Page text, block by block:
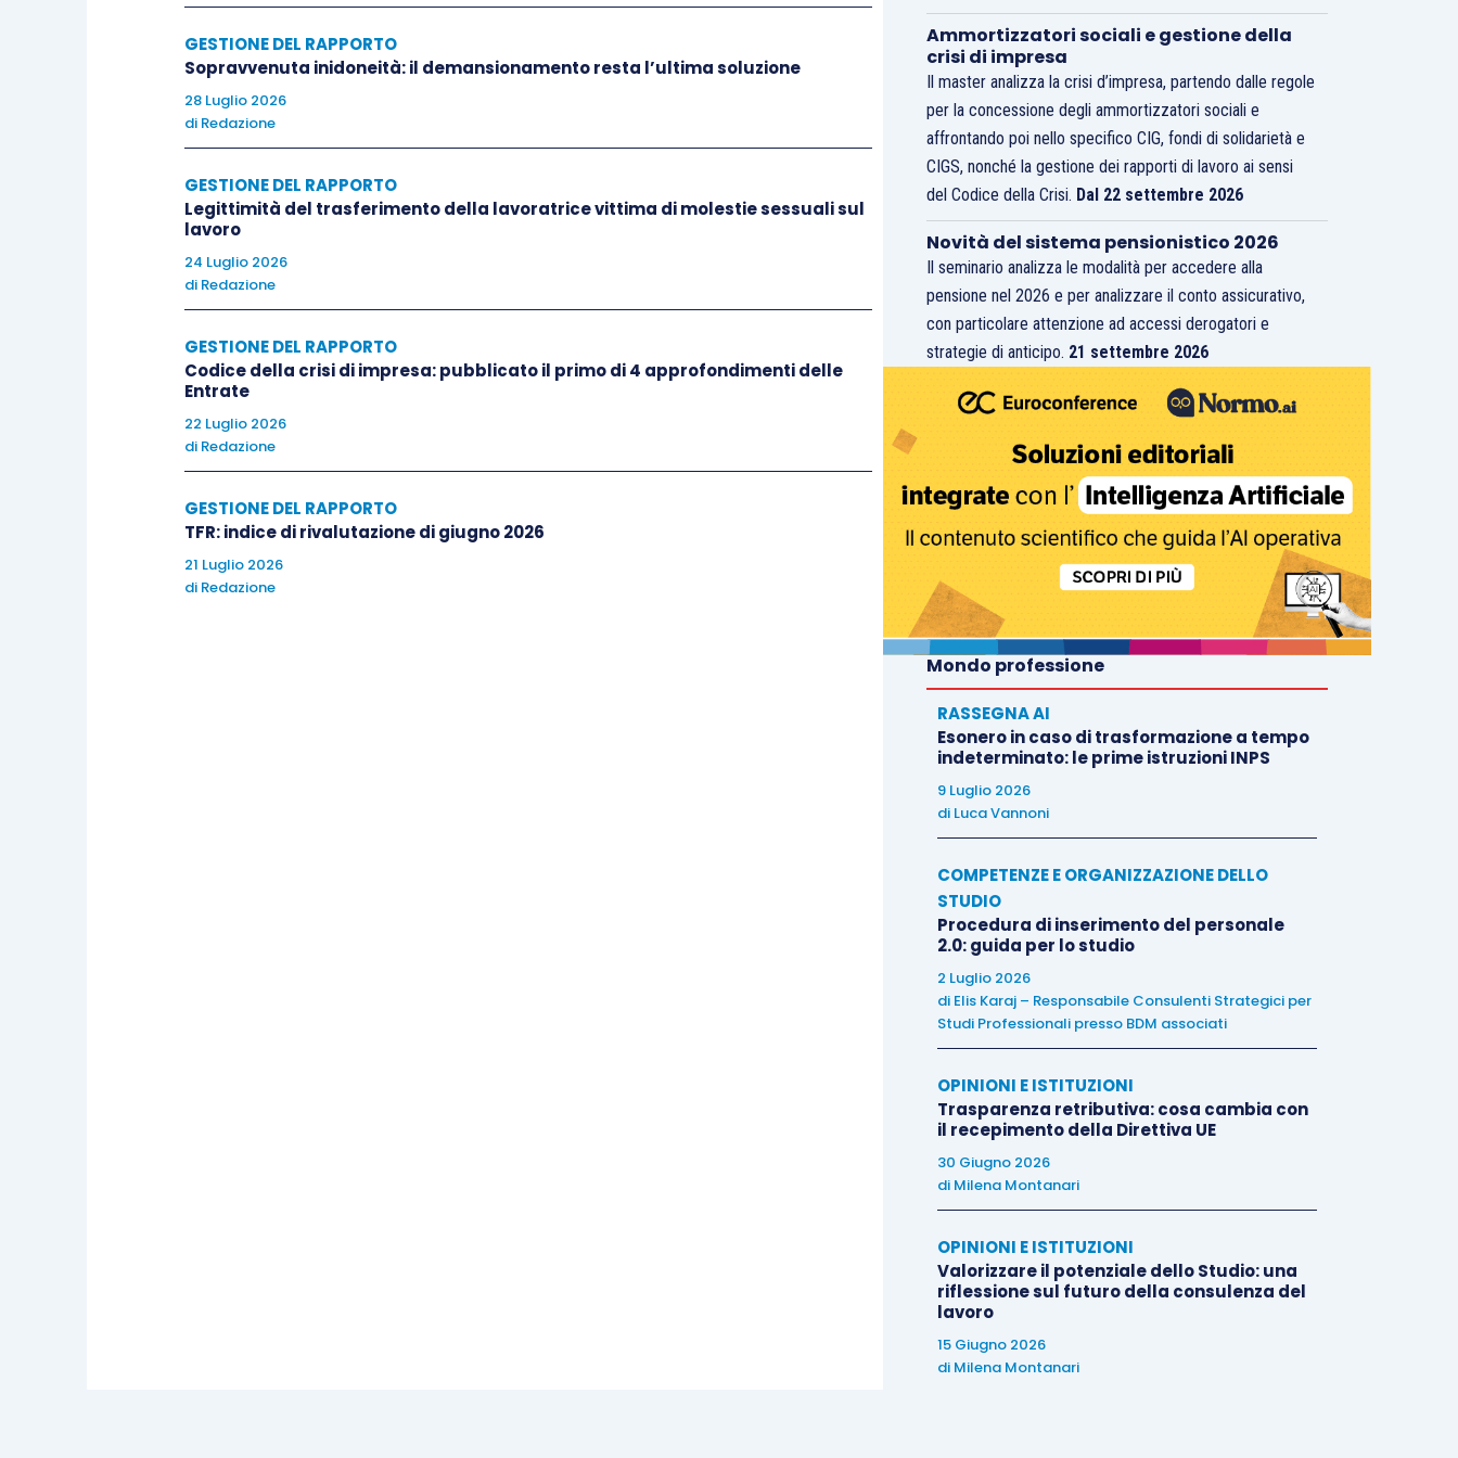
nesso tra il provvedimento e le esigenze organizzative dell’impresa. In tale ottica,
legittimante il trasferimento. Anche in assenza di un comportamento
disciplinarmente rilevante o colpevole del lavoratore, una situazione oggettiva di
disfunzione organizzativa, tale da incidere negativamente sull’attività aziendale,
può integrare una valida ragione, exart. 2103, c.c. La Corte sottolinea come tale
specie, la revoca del gradimento da parte del committente nell’ambito di un appalto,
elemento che, anche se non formalizzato in una clausola contrattuale, è idoneo a
giustificare la scelta datoriale di riallocazione del personale, al fine di evitare
conseguenze più gravi sul rapporto di lavoro. Inoltre, la Corte ribadisce che la
scelta tra più opzioni organizzative è prerogativa dell’imprenditore e non
dev’essere né inevitabile né l’unica possibile, purché ragionevole e coerente con le
l’osservanza delle garanzie proprie delle sanzioni disciplinari. Il giudice, quindi, non
può sostituire la propria valutazione a quella datoriale né sindacare l’opportunità
della misura adottata, essendo limitato a un controllo di legittimità e non di merito.
GESTIONE DEL RAPPORTO
Sopravvenuta inidoneità: il demansionamento resta l’ultima soluzione
28 Luglio 2026
di Redazione
GESTIONE DEL RAPPORTO
Legittimità del trasferimento della lavoratrice vittima di molestie sessuali sul
lavoro
24 Luglio 2026
di Redazione
GESTIONE DEL RAPPORTO
Codice della crisi di impresa: pubblicato il primo di 4 approfondimenti delle
Entrate
22 Luglio 2026
di Redazione
GESTIONE DEL RAPPORTO
TFR: indice di rivalutazione di giugno 2026
21 Luglio 2026
di Redazione
Ammortizzatori sociali e gestione della
crisi di impresa
Il master analizza la crisi d’impresa, partendo dalle regole
per la concessione degli ammortizzatori sociali e
affrontando poi nello specifico CIG, fondi di solidarietà e
CIGS, nonché la gestione dei rapporti di lavoro ai sensi
del Codice della Crisi. Dal 22 settembre 2026
Novità del sistema pensionistico 2026
Il seminario analizza le modalità per accedere alla
pensione nel 2026 e per analizzare il conto assicurativo,
con particolare attenzione ad accessi derogatori e
strategie di anticipo. 21 settembre 2026
Mondo professione
RASSEGNA AI
Esonero in caso di trasformazione a tempo
indeterminato: le prime istruzioni INPS
9 Luglio 2026
di Luca Vannoni
COMPETENZE E ORGANIZZAZIONE DELLO
STUDIO
Procedura di inserimento del personale
2.0: guida per lo studio
2 Luglio 2026
di Elis Karaj – Responsabile Consulenti Strategici per
Studi Professionali presso BDM associati
OPINIONI E ISTITUZIONI
Trasparenza retributiva: cosa cambia con
il recepimento della Direttiva UE
30 Giugno 2026
di Milena Montanari
OPINIONI E ISTITUZIONI
Valorizzare il potenziale dello Studio: una
riflessione sul futuro della consulenza del
lavoro
15 Giugno 2026
di Milena Montanari